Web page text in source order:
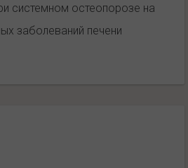
системном остеопорозе на
заболеваний печени